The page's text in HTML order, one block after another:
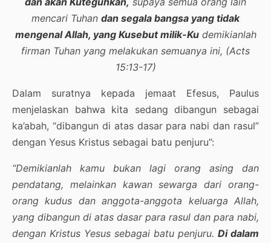
mencari Tuhan dan segala bangsa yang tidak
mengenal Allah, yang Kusebut milik-Kudemikianlah
firman Tuhan yang melakukan semuanya ini, (Acts
15:13-17)
Dalam suratnya kepada jemaat Efesus, Paulus
menjelaskan bahwa kita sedang dibangun sebagai
ka’abah, “dibangun di atas dasar para nabi dan rasul”
dengan Yesus Kristus sebagai batu penjuru”:
“Demikianlah kamu bukan lagi orang asing dan
pendatang, melainkan kawan sewarga dari orang-
orang kudus dan anggota-anggota keluarga Allah,
yang dibangun di atas dasar para rasul dan para nabi,
dengan Kristus Yesus sebagai batu penjuru. Di dalam